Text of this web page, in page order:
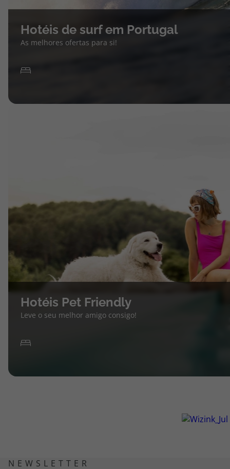
Hotéis de surf em Portugal
As melhores ofertas para si!
Hotéis Pet Friendly
Leve o seu melhor amigo consigo!